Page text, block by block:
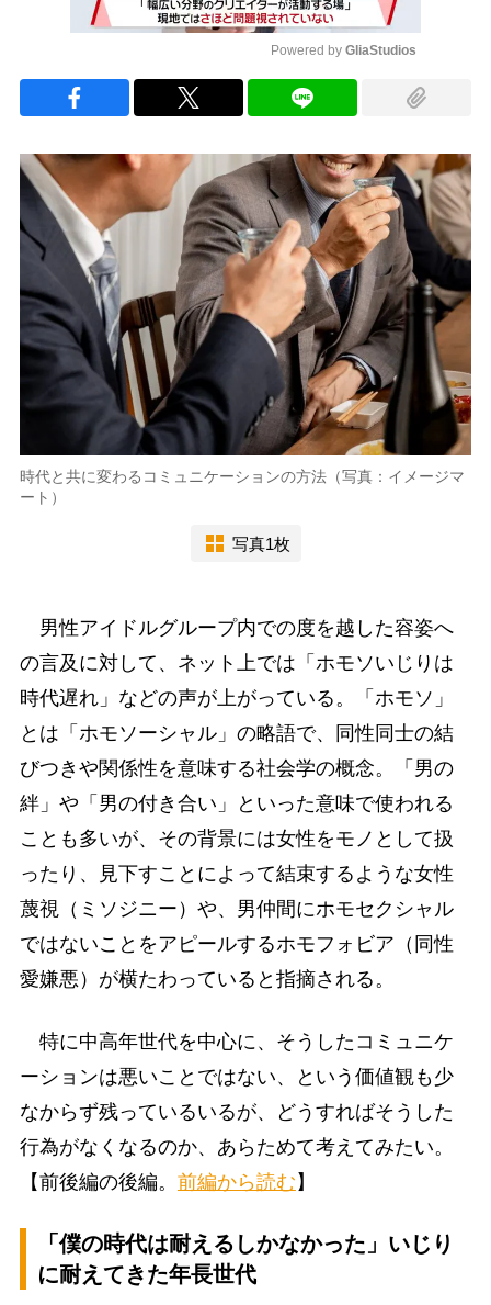
Powered by GliaStudios
時代と共に変わるコミュニケーションの方法（写真：イメージマ
ート）
写真1枚
男性アイドルグループ内での度を越した容姿へ
の言及に対して、ネット上では「ホモソいじりは
時代遅れ」などの声が上がっている。「ホモソ」
とは「ホモソーシャル」の略語で、同性同士の結
びつきや関係性を意味する社会学の概念。「男の
絆」や「男の付き合い」といった意味で使われる
ことも多いが、その背景には女性をモノとして扱
ったり、見下すことによって結束するような女性
蔑視（ミソジニー）や、男仲間にホモセクシャル
ではないことをアピールするホモフォビア（同性
愛嫌悪）が横たわっていると指摘される。
特に中高年世代を中心に、そうしたコミュニケ
ーションは悪いことではない、という価値観も少
なからず残っているいるが、どうすればそうした
行為がなくなるのか、あらためて考えてみたい。
【前後編の後編。 前編から読む 】
「僕の時代は耐えるしかなかった」いじり
に耐えてきた年長世代